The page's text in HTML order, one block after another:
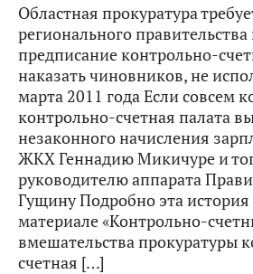
Областная прокуратура
регионального
предписание контрольно-
наказать чиновников, не
марта 2011 года Если совсем
контрольно-счетная палата
незаконного начисления
ЖКХ Геннадию Микичуре и
руководителю аппарата
Гущину Подробно эта
материале «Контрольно-
вмешательства прокуратуры
счетная […]